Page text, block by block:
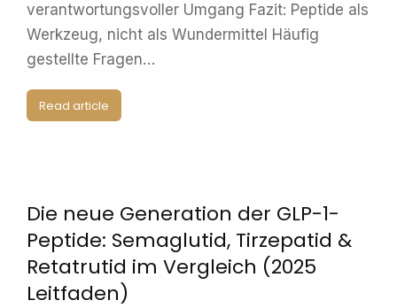
verantwortungsvoller Umgang Fazit: Peptide als
Werkzeug, nicht als Wundermittel Häufig
gestellte Fragen…
Read article
Die neue Generation der GLP-1-
Peptide: Semaglutid, Tirzepatid &
Retatrutid im Vergleich (2025
Leitfaden)